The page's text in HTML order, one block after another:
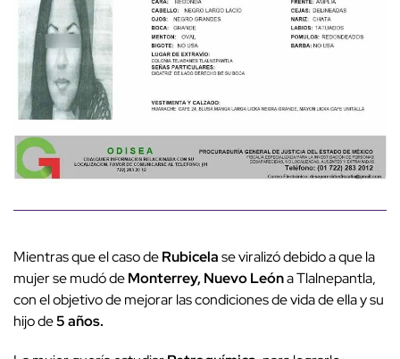
Mientras que el caso deRubicelase viralizó debido a que la
mujer se mudó deMonterrey, Nuevo Leóna Tlalnepantla,
con el objetivo de mejorar las condiciones de vida de ella y su
hijo de5 años.